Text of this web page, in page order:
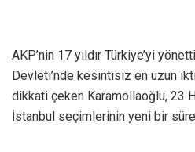
AKP’nin 17 yıldır Türkiye’yi
Devleti’nde kesintisiz en uzun
dikkati çeken Karamollaoğlu, 23
İstanbul seçimlerinin yeni bir